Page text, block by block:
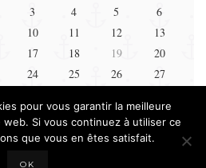
3 4 5
6
10 11 12
13
17 18 19
20
24 25 26
27
Mar Mai »
pour vous garantir la meilleure
Si vous continuez à utiliser ce
que vous en êtes satisfait.
OK